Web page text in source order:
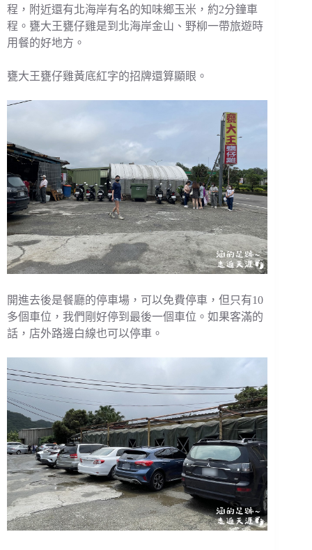
程，附近還有北海岸有名的知味鄉玉米，約2分鐘車
程。甕大王甕仔雞是到北海岸金山、野柳一帶旅遊時
用餐的好地方。
甕大王甕仔雞黃底紅字的招牌還算顯眼。
開進去後是餐廳的停車場，可以免費停車，但只有10
多個車位，我們剛好停到最後一個車位。如果客滿的
話，店外路邊白線也可以停車。